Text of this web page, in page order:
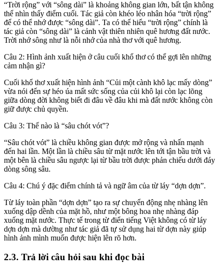
“Trời rộng” với “sông dài” là khoảng không gian lớn, bất tận không
thể nhìn thấy điểm cuối. Tác giả còn khéo léo nhân hóa “trời rộng”
để có thể nhớ được “sông dài”. Ta có thể hiểu “trời rộng” chính là
tác giả còn “sông dài” là cảnh vật thiên nhiên quê hương đất nước.
Trời nhớ sông như là nỗi nhớ của nhà thơ với quê hương.
Câu 2: Hình ảnh xuất hiện ở câu cuối khổ thơ có thể gợi lên những
cảm nhận gì?
Cuối khổ thơ xuất hiện hình ảnh “Củi một cành khô lạc mấy dòng”
vừa nói đến sự héo úa mất sức sống của củi khô lại còn lạc lõng
giữa dòng đời không biết đi đâu về đâu khi mà đất nước không còn
giữ được chủ quyền.
Câu 3: Thế nào là “sâu chót vót”?
“Sâu chót vót” là chiều không gian được mở rộng và nhấn mạnh
đến hai lần. Một lần là chiều sâu từ mặt nước lên tới tận bầu trời và
một bên là chiều sâu ngược lại từ bầu trời được phản chiếu dưới đáy
dòng sông sâu.
Câu 4: Chú ý đặc điểm chính tả và ngữ âm của từ láy “dợn dợn”.
Từ láy toàn phần “dợn dợn” tạo ra sự chuyển động nhẹ nhàng lên
xuống dập dềnh của mặt hồ, như một bông hoa nhẹ nhàng đáp
xuống mặt nước. Thực tế trong từ điển tiếng Việt không có từ láy
dợn dợn mà dường như tác giả đã tự sử dụng hai từ dợn này giúp
hình ảnh mình muốn được hiện lên rõ hơn.
2.3. Trả lời câu hỏi sau khi đọc bài